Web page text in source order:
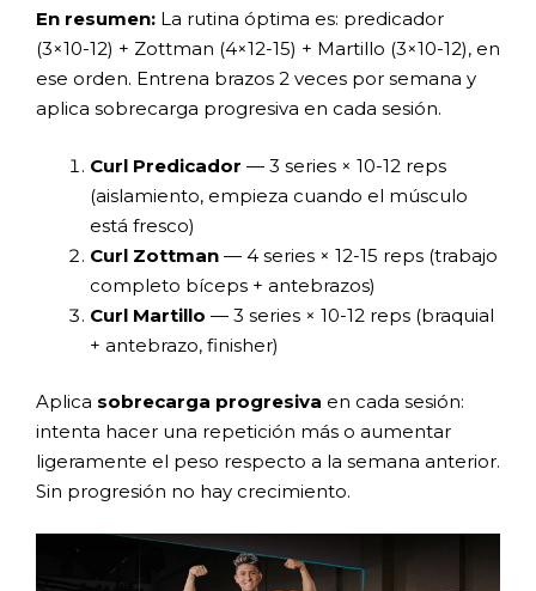
En resumen: La rutina óptima es: predicador
(3×10-12) + Zottman (4×12-15) + Martillo (3×10-12), en
ese orden. Entrena brazos 2 veces por semana y
aplica sobrecarga progresiva en cada sesión.
Curl Predicador — 3 series × 10-12 reps
(aislamiento, empieza cuando el músculo
está fresco)
Curl Zottman — 4 series × 12-15 reps (trabajo
completo bíceps + antebrazos)
Curl Martillo — 3 series × 10-12 reps (braquial
+ antebrazo, finisher)
Aplica sobrecarga progresiva en cada sesión:
intenta hacer una repetición más o aumentar
ligeramente el peso respecto a la semana anterior.
Sin progresión no hay crecimiento.